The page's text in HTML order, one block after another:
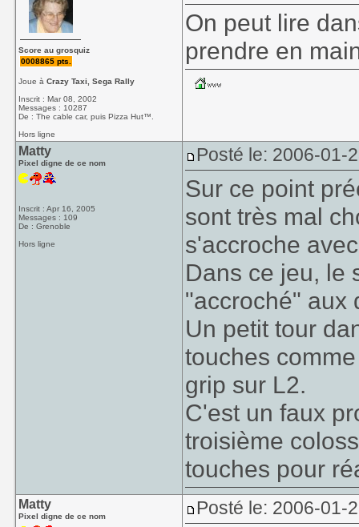
Score au grosquiz
0008865 pts.
Joue àCrazy Taxi, Sega Rally
Inscrit : Mar 08, 2002
Messages : 10287
De : The cable car, puis Pizza Hut™.
Hors ligne
On peut lire
prendre en
Matty
Pixel digne de ce nom
Inscrit : Apr 16, 2005
Messages : 109
De : Grenoble
Hors ligne
Posté le: 2006-01-
Sur ce point
sont très mal
s'accroche
Dans ce jeu, le
"accroché" aux
Un petit tour
touches
grip sur L2.
C'est un faux
troisième
touches pour
Matty
Pixel digne de ce nom Posté le: 2006-01-